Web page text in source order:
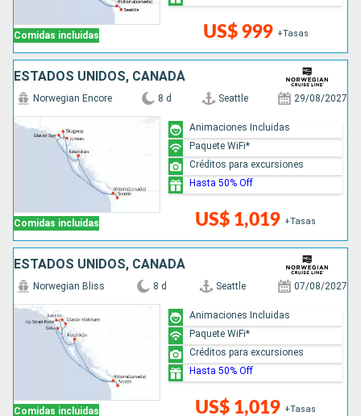
Comidas incluidas US$ 999 +Tasas
ESTADOS UNIDOS, CANADÁ
Comidas incluidas
Norwegian Encore 8 d Seattle 29/08/2027
US$ 1,019 +Tasas
Animaciones Incluidas
Paquete WiFi*
Créditos para excursiones
Hasta 50% Off
ESTADOS UNIDOS, CANADÁ
Comidas incluidas
Norwegian Bliss 8 d Seattle 07/08/2027
US$ 1,019 +Tasas
Animaciones Incluidas
Paquete WiFi*
Créditos para excursiones
Hasta 50% Off